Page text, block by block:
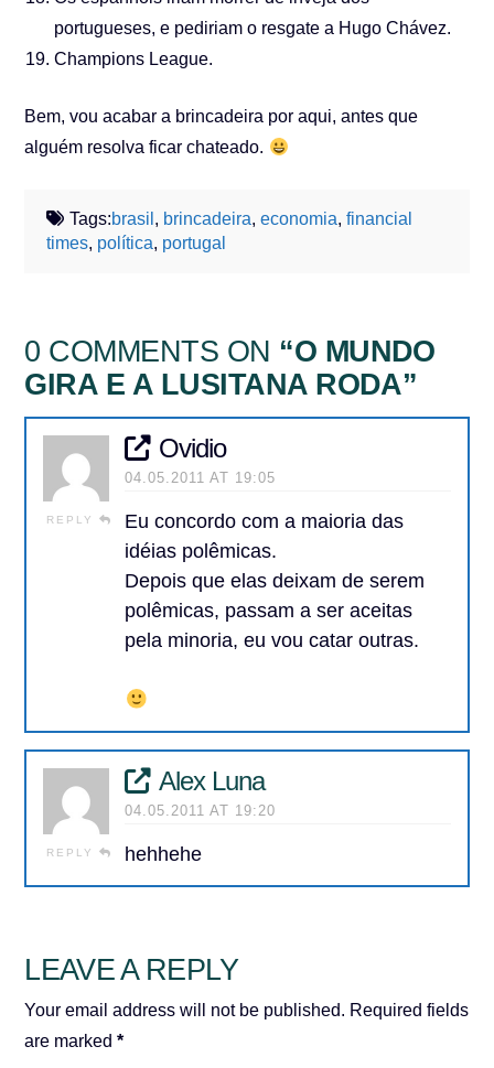
portugueses, e pediriam o resgate a Hugo Chávez.
Champions League.
Bem, vou acabar a brincadeira por aqui, antes que
alguém resolva ficar chateado.
Tags:brasil , brincadeira,economia,financial
times, política, portugal
0 COMMENTS ON “O MUNDO
GIRA E A LUSITANA RODA”
REPLY
Ovidio
04.05.2011 AT 19:05
Eu concordo com a maioria das
idéias polêmicas.
Depois que elas deixam de serem
polêmicas, passam a ser aceitas
pela minoria, eu vou catar outras.
REPLY
Alex Luna
04.05.2011 AT 19:20
hehhehe
LEAVE A REPLY
Your email address will not be published. Required fields
are marked*